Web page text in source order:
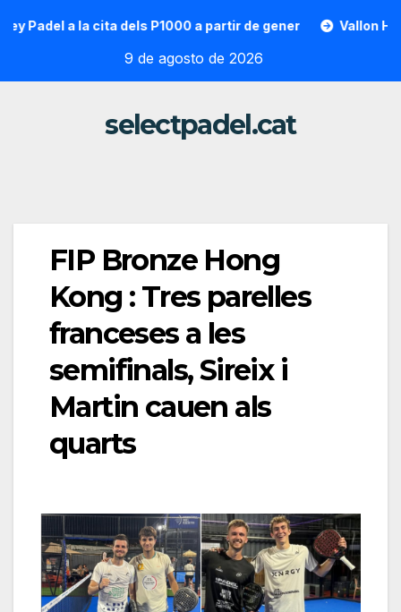
a la cita dels P1000 a partir de gener Vallon Hoarau /
9 de agosto de 2026
selectpadel.cat
FIP Bronze Hong
Kong : Tres parelles
franceses a les
semifinals, Sireix i
Martin cauen als
quarts